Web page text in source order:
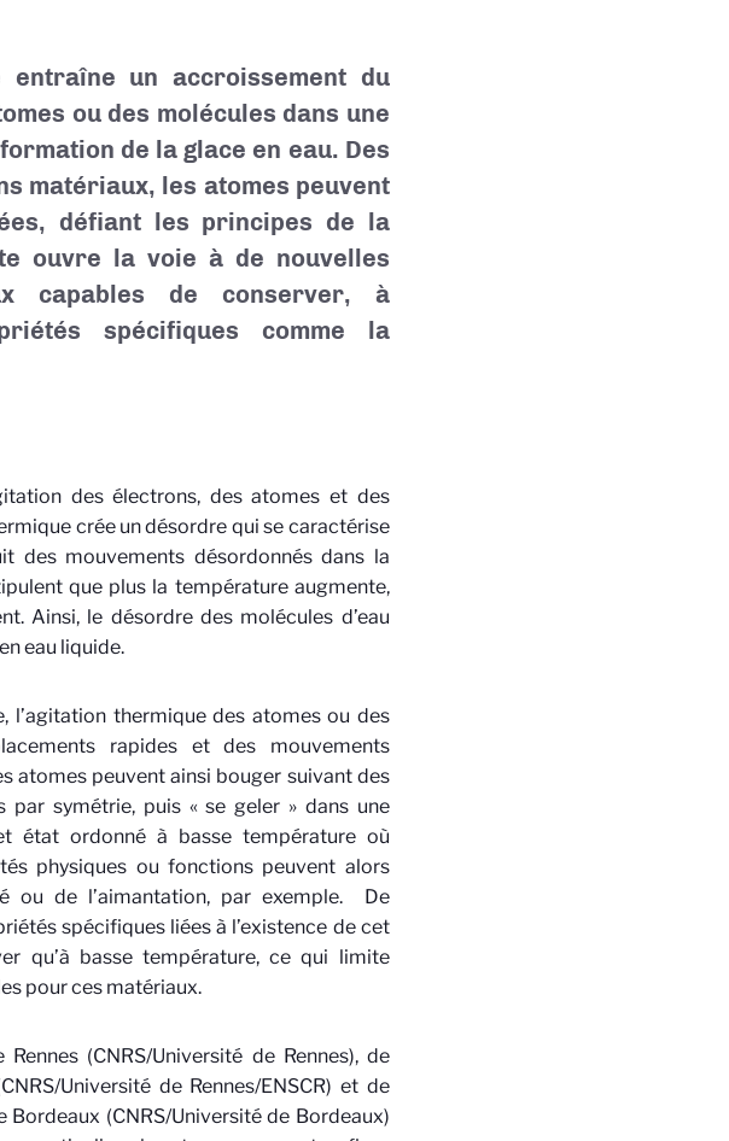
entraîne un accroissement du
ou des molécules dans une
de la glace en eau. Des
matériaux, les atomes peuvent
défiant les principes de la
ouvre la voie à de nouvelles
capables de conserver, à
spécifiques comme la
des électrons, des atomes et des
crée un désordre qui se caractérise
des mouvements désordonnés dans la
que plus la température augmente,
Ainsi, le désordre des molécules d’eau
eau liquide.
l’agitation thermique des atomes ou des
rapides et des mouvements
atomes peuvent ainsi bouger suivant des
par symétrie, puis « se geler » dans une
état ordonné à basse température où
physiques ou fonctions peuvent alors
ou de l’aimantation, par exemple. De
spécifiques liées à l’existence de cet
qu’à basse température, ce qui limite
pour ces matériaux.
(CNRS/Université de Rennes), de
Université de Rennes/ENSCR) et de
(CNRS/Université de Bordeaux)